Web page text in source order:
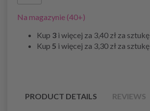
Na magazynie (40+)
Kup 3 i więcej za 3,40 zł za sztukę
Kup 5 i więcej za 3,30 zł za sztukę
PRODUCT DETAILS REVIEWS